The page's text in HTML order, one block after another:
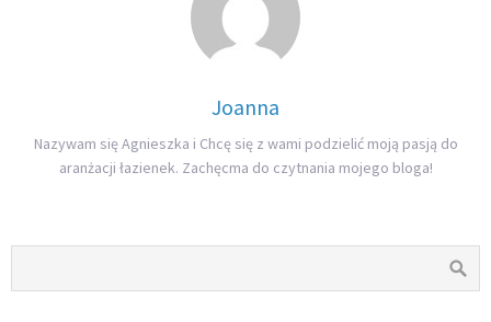
Joanna
Nazywam się Agnieszka i Chcę się z wami podzielić moją pasją do
aranżacji łazienek. Zachęcma do czytnania mojego bloga!